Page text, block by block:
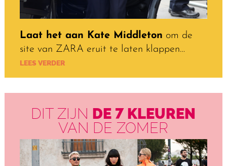
Laat het aan Kate Middleton om de
site van ZARA eruit te laten klappen…
LEES VERDER
DIT ZIJN DE 7 KLEUREN
VAN DE ZOMER